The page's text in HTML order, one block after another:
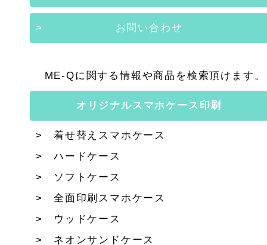
お問い合わせ
ME-Qに関する情報や商品を検索頂けます。
オリジナルスマホケース印刷
着せ替えスマホケース
ハードケース
ソフトケース
全面印刷スマホケース
ウッドケース
ネオンサンドケース